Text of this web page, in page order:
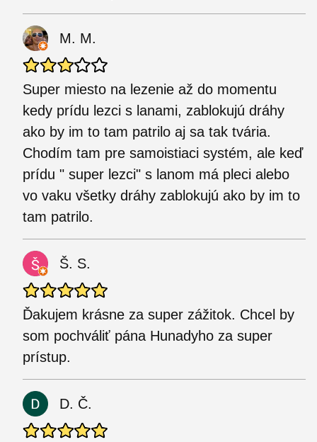
M. M.
Super miesto na lezenie až do momentu
kedy prídu lezci s lanami, zablokujú dráhy
ako by im to tam patrilo aj sa tak tvária.
Chodím tam pre samoistiaci systém, ale keď
prídu " super lezci" s lanom má pleci alebo
vo vaku všetky dráhy zablokujú ako by im to
tam patrilo.
Š. S.
Ďakujem krásne za super zážitok. Chcel by
som pochváliť pána Hunadyho za super
prístup.
D. Č.